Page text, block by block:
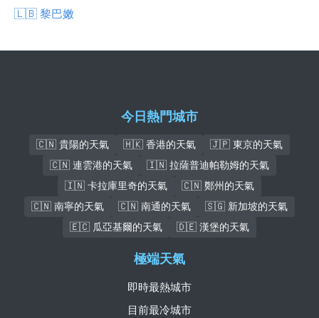
🇱🇧 黎巴嫩
今日熱門城市
🇨🇳 貴陽的天氣 🇭🇰 香港的天氣
🇯🇵 東京的天氣
🇨🇳 連雲港的天氣
🇮🇳 拉薩普迪帕勒姆的天氣
🇮🇳 卡拉庫里奇的天氣
🇨🇳 鄭州的天氣
🇨🇳 南寧的天氣
🇨🇳 南通的天氣
🇸🇬 新加坡的天氣
🇪🇨 瓜亞基爾的天氣
🇩🇪 漢堡的天氣
極端天氣
即時最熱城市
目前最冷城市